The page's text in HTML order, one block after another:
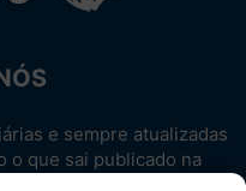
e sempre atualizadas
o que sai publicado na